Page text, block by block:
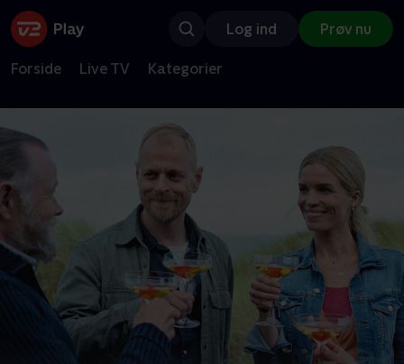
Log ind Prøv nu
Forside Live TV Kategorier